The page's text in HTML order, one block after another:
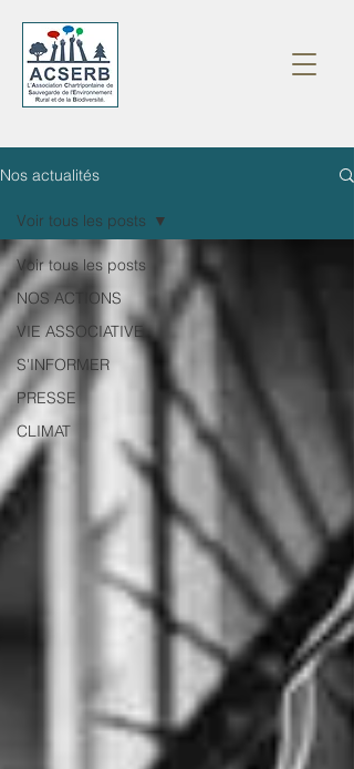
Nos actualités
Voir tous les posts
NOS ACTIONS
VIE ASSOCIATIVE
S'INFORMER
PRESSE
CLIMAT
Voir tous les posts